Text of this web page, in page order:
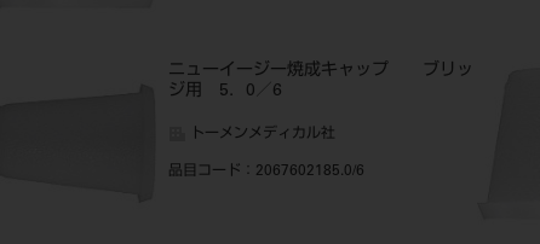
ニューイージー焼成キャップ ブリッ
ジ用 5．0／6
トーメンメディカル社
品目コード ：2067602185.0/6